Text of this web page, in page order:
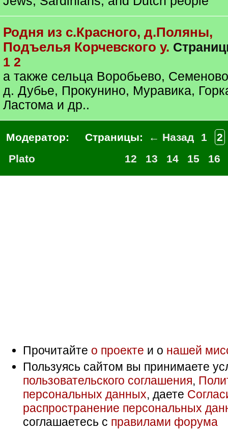
Родня из с.Красного, д.Поляны,
Подъелья Корчевского у.
1 2
а также сельца Воробьево,
д. Дубье, Прокунино, Муравика,
Ластома и др..
Модератор:
Plato
Страницы: ← Назад 1
2
12
13 14 15 16
Прочитайте о проекте и о нашей
Пользуясь сайтом вы принимаете
пользовательского соглашения,
персональных данных, даете
распространение персональных
соглашаетесь с правилами форума